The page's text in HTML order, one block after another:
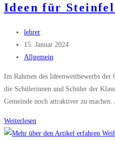
Kartonagen
Ideen für
Beitrags-
Autor:
lehrer
Beitrag
veröffentlicht:
15. Januar 2024
Beitrags-
Allgemein
Im Rahmen des Ideenwettbewerbs der
die Schülerinnen und Schüler der
Gemeinde noch attraktiver zu
Weiterlesen
für